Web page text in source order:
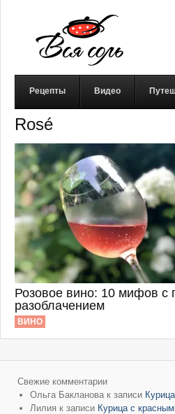
Рецепты Видео
Rosé
Розовое вино: 10 мифов с
разоблачением
ВИНО
Свежие комментарии
Ольга Бакланова к записи
Лилия к записи Курица с